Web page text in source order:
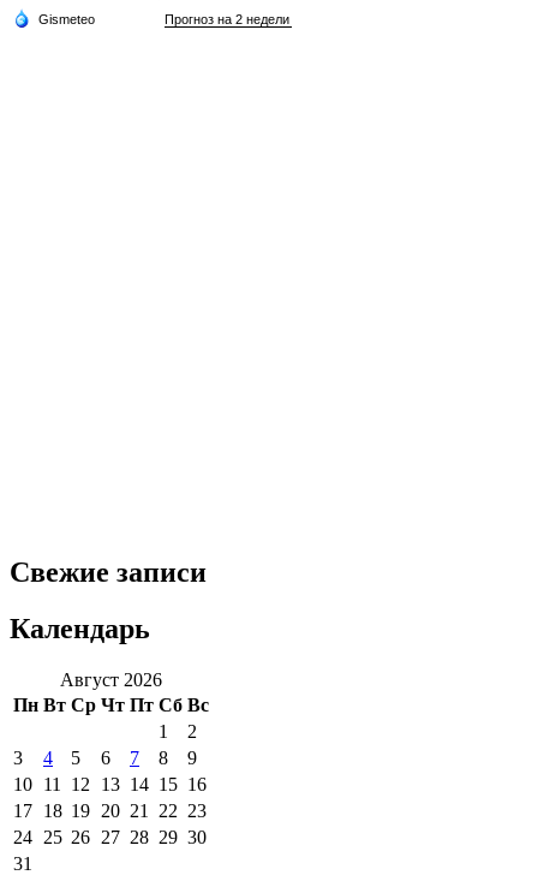
Свежие записи
Календарь
Август 2026
Пн Вт Ср Чт Пт Сб Вс
1
2
3
4 5 6 7 8
9
10 11 12 13 14 15 16
17 18 19 20 21 22 23
24 25 26 27 28 29 30
31